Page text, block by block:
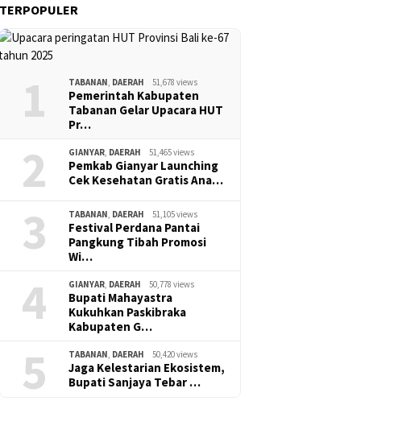
TERPOPULER
1 TABANAN DAERAH 51,678 views
Pemerintah Kabupaten
Tabanan Gelar Upacara HUT
Pr…
2 GIANYAR DAERAH 51,465 views
Pemkab Gianyar Launching
Cek Kesehatan Gratis Ana…
3 TABANAN DAERAH 51,105 views
Festival Perdana Pantai
Pangkung Tibah Promosi
Wi…
4 GIANYAR DAERAH 50,778 views
Bupati Mahayastra
Kukuhkan Paskibraka
Kabupaten G…
5 TABANAN DAERAH 50,420 views
Jaga Kelestarian Ekosistem,
Bupati Sanjaya Tebar …